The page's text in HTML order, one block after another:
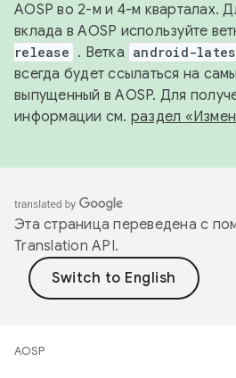
AOSP во 2-м и 4-м кварталах.
вклада в AOSP используйте
release . Ветка android-
всегда будет ссылаться на
выпущенный в AOSP. Для
информации см. раздел
Эта страница переведена с
Translation API.
AOSP